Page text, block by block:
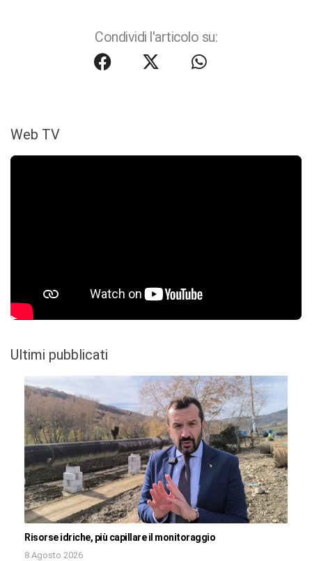
Condividi l'articolo su:
Web TV
Ultimi pubblicati
Risorse idriche, più capillare il monitoraggio
8 Agosto 2026